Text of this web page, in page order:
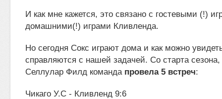
И как мне кажется, это связано с гостевыми (!)
домашними(!) играми Кливленда.
Но сегодня Сокс играют дома и как можно
справляются с нашей задачей. Со старта
Селлулар Филд команда провела 5 встреч:
Чикаго У.С - Кливленд 9:6